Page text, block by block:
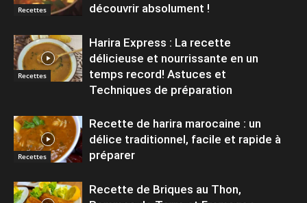
Recettes
découvrir absolument !
Recettes
Harira Express : La recette
délicieuse et nourrissante en un
temps record! Astuces et
Techniques de préparation
Recettes
Recette de harira marocaine : un
délice traditionnel, facile et rapide à
préparer
Recette de Briques au Thon,